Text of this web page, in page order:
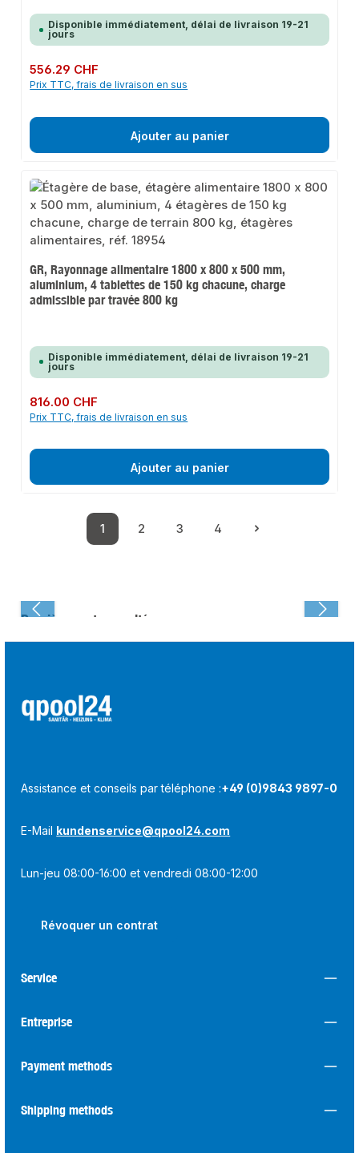
Disponible immédiatement, délai de livraison 19-21
jours
Prix régulier :
556.29 CHF
Prix TTC, frais de livraison en sus
Ajouter au panier
GR, Rayonnage alimentaire 1800 x 800 x 500 mm,
aluminium, 4 tablettes de 150 kg chacune, charge
admissible par travée 800 kg
Disponible immédiatement, délai de livraison 19-21
jours
Prix régulier :
816.00 CHF
Prix TTC, frais de livraison en sus
Ajouter au panier
Page
1
Page
2
Page
3
Page
4
Dernièrement consulté :
Assistance et conseils par téléphone :+49 (0)9843 9897-0
E-Mail kundenservice@qpool24.com
Lun-jeu 08:00-16:00 et vendredi 08:00-12:00
Révoquer un contrat
Service
Entreprise
Payment methods
Shipping methods